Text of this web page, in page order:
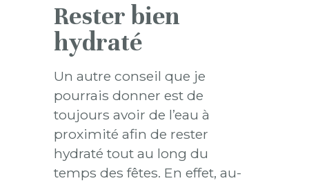
Rester bien
hydraté
Un autre conseil que je
pourrais donner est de
toujours avoir de l’eau à
proximité afin de rester
hydraté tout au long du
temps des fêtes. En effet, au-